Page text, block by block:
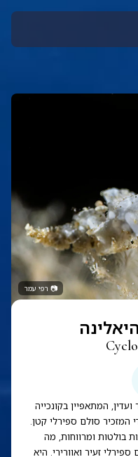
📷 רפי עמר
המתאפיין בקונכייה
המזכיר סולם ספירלי קטן.
בולטות ומרווחות, מה
זעיר ואוורירי. היא